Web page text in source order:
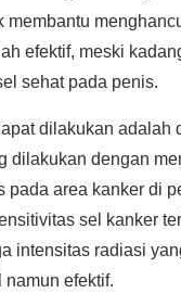
membantu
efektif, meski
sehat pada penis.
dilakukan adalah
dilakukan dengan
pada area kanker di
sel kanker
intensitas radiasi
efektif.